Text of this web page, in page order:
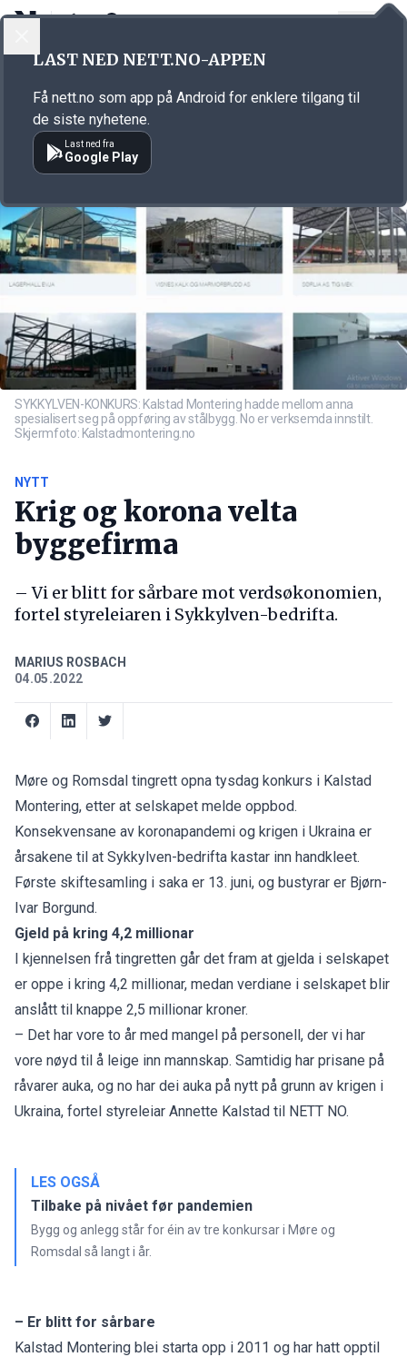
Annonsørinnhold
SYKKYLVEN-KONKURS: Kalstad Montering hadde mellom anna
spesialisert seg på oppføring av stålbygg. No er verksemda innstilt.
Skjermfoto: Kalstadmontering.no
NYTT
Krig og korona velta
byggefirma
– Vi er blitt for sårbare mot verdsøkonomien,
fortel styreleiaren i Sykkylven-bedrifta.
MARIUS ROSBACH
04.05.2022
Møre og Romsdal tingrett opna tysdag konkurs i Kalstad
Montering, etter at selskapet melde oppbod.
Konsekvensane av koronapandemi og krigen i Ukraina er
årsakene til at Sykkylven-bedrifta kastar inn handkleet.
Første skiftesamling i saka er 13. juni, og bustyrar er Bjørn-
Ivar Borgund.
Gjeld på kring 4,2 millionar
I kjennelsen frå tingretten går det fram at gjelda i selskapet
er oppe i kring 4,2 millionar, medan verdiane i selskapet blir
anslått til knappe 2,5 millionar kroner.
– Det har vore to år med mangel på personell, der vi har
vore nøyd til å leige inn mannskap. Samtidig har prisane på
råvarer auka, og no har dei auka på nytt på grunn av krigen i
Ukraina, fortel styreleiar Annette Kalstad til NETT NO.
LES OGSÅ
Tilbake på nivået før pandemien
Bygg og anlegg står for éin av tre konkursar i Møre og
Romsdal så langt i år.
– Er blitt for sårbare
Kalstad Montering blei starta opp i 2011 og har hatt opptil
LAST NED NETT.NO-APPEN
Få nett.no som app på Android for enklere tilgang til
de siste nyhetene.
Last ned fra
Google Play